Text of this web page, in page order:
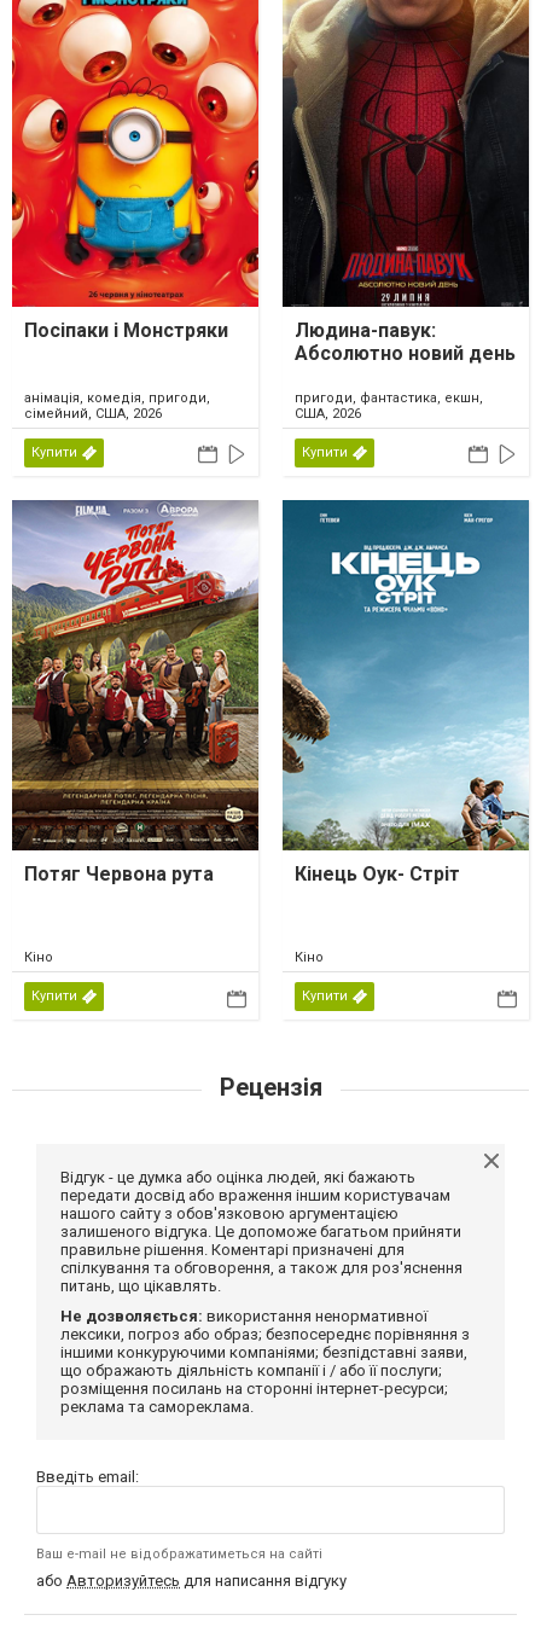
Посіпаки і Монстряки
анімація, комедія, пригоди,
сімейний, США, 2026
Купити
Людина-павук:
Абсолютно новий день
пригоди, фантастика, екшн,
США, 2026
Купити
Потяг Червона рута
Кіно
Купити
Кінець Оук- Стріт
Кіно
Купити
Рецензія
Відгук - це думка або оцінка людей, які бажають
передати досвід або враження іншим користувачам
нашого сайту з обов'язковою аргументацією
залишеного відгука. Це допоможе багатьом прийняти
правильне рішення. Коментарі призначені для
спілкування та обговорення, а також для роз'яснення
питань, що цікавлять.
Не дозволяється: використання ненормативної
лексики, погроз або образ; безпосереднє порівняння з
іншими конкуруючими компаніями; безпідставні заяви,
що ображають діяльність компанії і / або її послуги;
розміщення посилань на сторонні інтернет-ресурси;
реклама та самореклама.
Введіть email:
Ваш e-mail не відображатиметься на сайті
або Авторизуйтесь для написання відгуку